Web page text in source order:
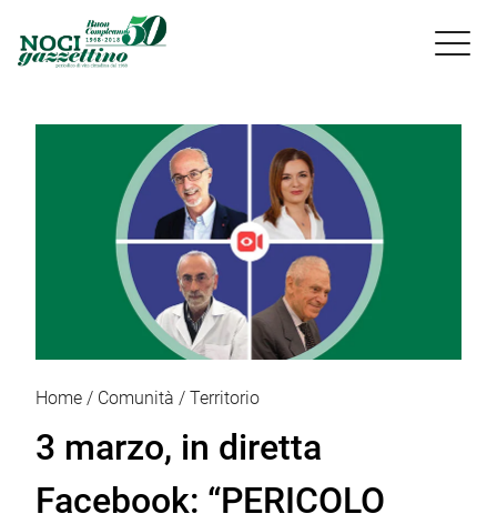

Home Comunità Territorio
3 marzo, in diretta
Facebook: “PERICOLO